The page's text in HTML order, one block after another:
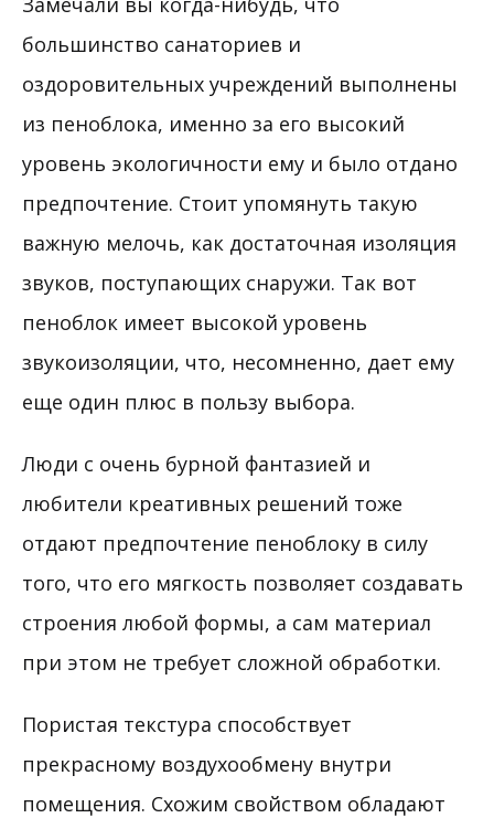
большинство санаториев и
оздоровительных учреждений выполнены
из пеноблока, именно за его высокий
уровень экологичности ему и было отдано
предпочтение. Стоит упомянуть такую
важную мелочь, как достаточная изоляция
звуков, поступающих снаружи. Так вот
пеноблок имеет высокой уровень
звукоизоляции, что, несомненно, дает ему
еще один плюс в пользу выбора.
Люди с очень бурной фантазией и
любители креативных решений тоже
отдают предпочтение пеноблоку в силу
того, что его мягкость позволяет создавать
строения любой формы, а сам материал
при этом не требует сложной обработки.
Пористая текстура способствует
прекрасному воздухообмену внутри
помещения. Схожим свойством обладают